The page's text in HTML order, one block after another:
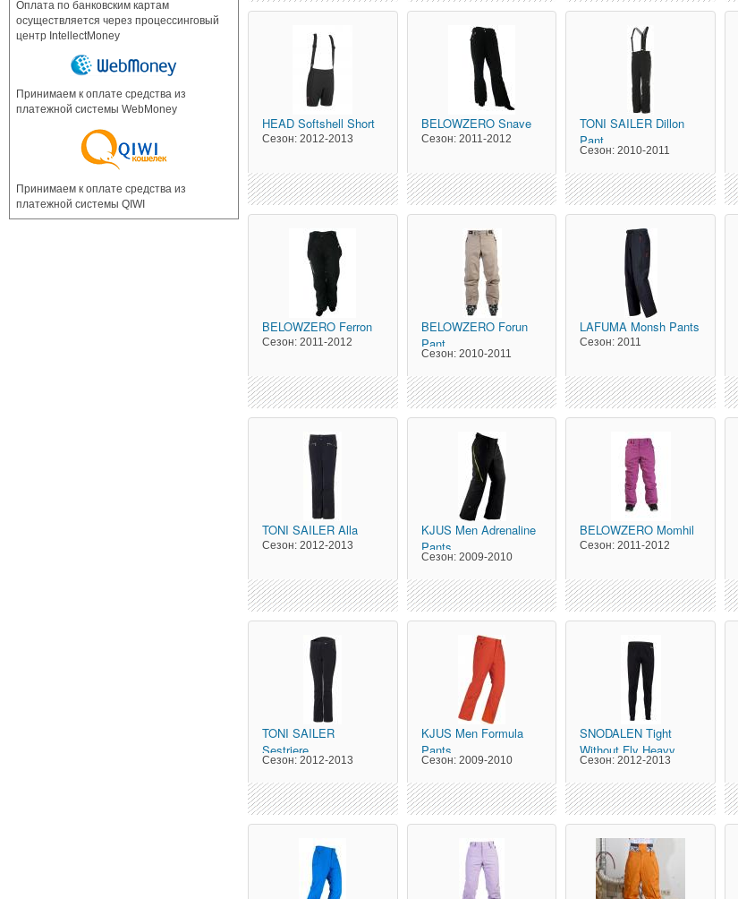
Оплата по банковским картам
осуществляется через процессинговый
центр IntellectMoney
Принимаем к оплате средства из
платежной системы WebMoney
Принимаем к оплате средства из
платежной системы QIWI
HEAD Softshell Short
Сезон: 2012-2013
BELOWZERO Snave
Сезон: 2011-2012
TONI SAILER Dillon
Pant
Сезон:2010-2011
BELOWZERO Ferron
Сезон: 2011-2012
BELOWZERO Forun
Pant
Сезон: 2010-2011
LAFUMA Monsh Pants
Сезон:2011
TONI SAILER Alla
Сезон: 2012-2013
KJUS Men Adrenaline
Pants
Сезон: 2009-2010
BELOWZERO Momhil
Сезон:2011-2012
TONI SAILER
Sestriere
Сезон: 2012-2013
KJUS Men Formula
Pants
Сезон: 2009-2010
SNODALEN Tight
Without Fly Heavy
Adult
Сезон:2012-2013